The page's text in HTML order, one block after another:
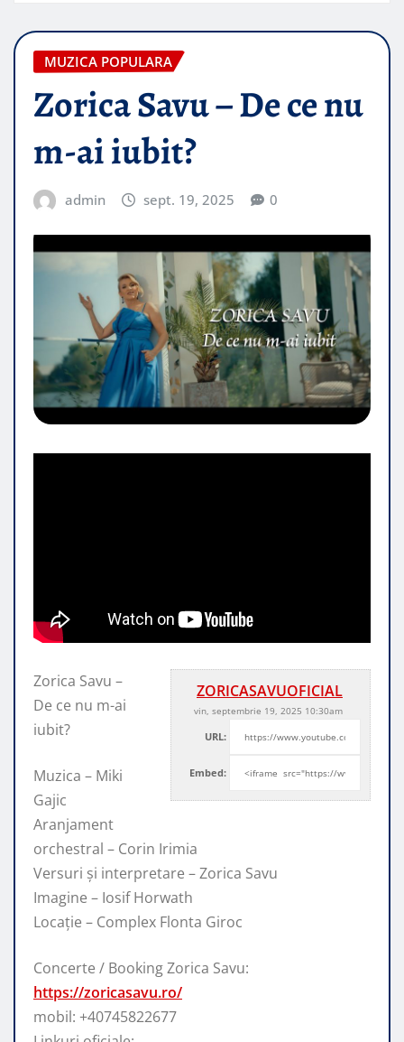
MUZICA POPULARA
Zorica Savu – De ce nu
m-ai iubit?
admin sept. 19, 2025 0
ZORICASAVUOFICIAL
vin, septembrie 19, 2025 10:30am
URL:
Embed:
Zorica Savu –
De ce nu m-ai
iubit?
Muzica – Miki
Gajic
Aranjament
orchestral – Corin Irimia
Versuri și interpretare – Zorica Savu
Imagine – Iosif Horwath
Locație – Complex Flonta Giroc
Concerte / Booking Zorica Savu:
https://zoricasavu.ro/
mobil: +40745822677